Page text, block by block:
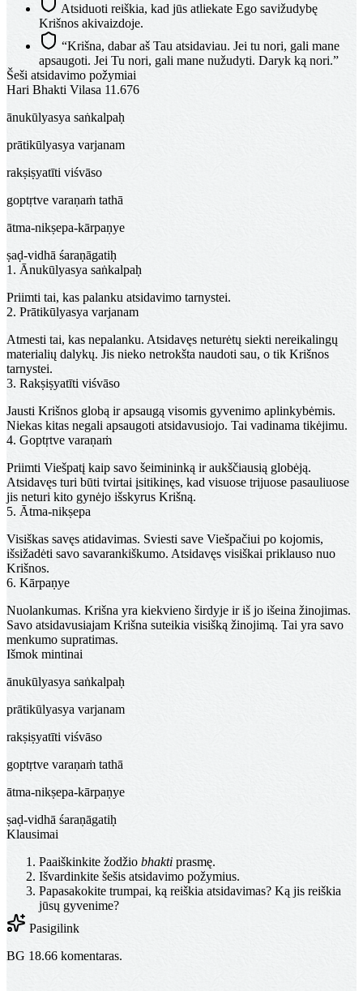
Atsiduoti reiškia, kad jūs atliekate Ego savižudybę
Krišnos akivaizdoje.
“Krišna, dabar aš Tau atsidaviau. Jei tu nori, gali mane
apsaugoti. Jei Tu nori, gali mane nužudyti. Daryk ką nori.”
Šeši atsidavimo požymiai
Hari Bhakti Vilasa 11.676
ānukūlyasya saṅkalpaḥ
prātikūlyasya varjanam
rakṣiṣyatīti viśvāso
goptṛtve varaṇaṁ tathā
ātma-nikṣepa-kārpaṇye
ṣaḍ-vidhā śaraṇāgatiḥ
1. Ānukūlyasya saṅkalpaḥ
Priimti tai, kas palanku atsidavimo tarnystei.
2. Prātikūlyasya varjanam
Atmesti tai, kas nepalanku. Atsidavęs neturėtų siekti nereikalingų
materialių dalykų. Jis nieko netrokšta naudoti sau, o tik Krišnos
tarnystei.
3. Rakṣiṣyatīti viśvāso
Jausti Krišnos globą ir apsaugą visomis gyvenimo aplinkybėmis.
Niekas kitas negali apsaugoti atsidavusiojo. Tai vadinama tikėjimu.
4. Goptṛtve varaṇaṁ
Priimti Viešpatį kaip savo šeimininką ir aukščiausią globėją.
Atsidavęs turi būti tvirtai įsitikinęs, kad visuose trijuose pasauliuose
jis neturi kito gynėjo išskyrus Krišną.
5. Ātma-nikṣepa
Visiškas savęs atidavimas. Sviesti save Viešpačiui po kojomis,
išsižadėti savo savarankiškumo. Atsidavęs visiškai priklauso nuo
Krišnos.
6. Kārpaṇye
Nuolankumas. Krišna yra kiekvieno širdyje ir iš jo išeina žinojimas.
Savo atsidavusiajam Krišna suteikia visišką žinojimą. Tai yra savo
menkumo supratimas.
Išmok mintinai
ānukūlyasya saṅkalpaḥ
prātikūlyasya varjanam
rakṣiṣyatīti viśvāso
goptṛtve varaṇaṁ tathā
ātma-nikṣepa-kārpaṇye
ṣaḍ-vidhā śaraṇāgatiḥ
Klausimai
Paaiškinkite žodžio bhakti prasmę.
Išvardinkite šešis atsidavimo požymius.
Papasakokite trumpai, ką reiškia atsidavimas? Ką jis reiškia
jūsų gyvenime?
Pasigilink
BG 18.66 komentaras.